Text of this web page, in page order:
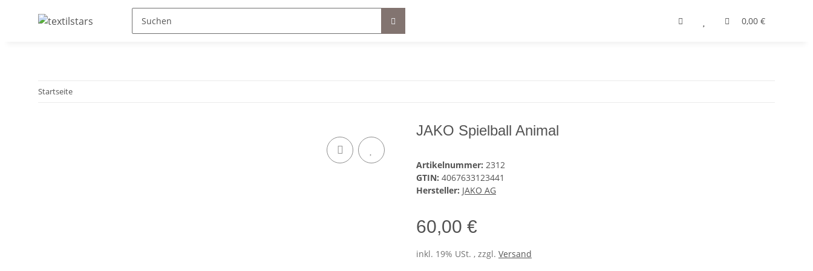
0,00 €
Startseite
JAKO Spielball Animal
Artikelnummer: 2312
GTIN: 4067633123441
Hersteller: JAKO AG
60,00 €
inkl. 19% USt. , zzgl. Versand